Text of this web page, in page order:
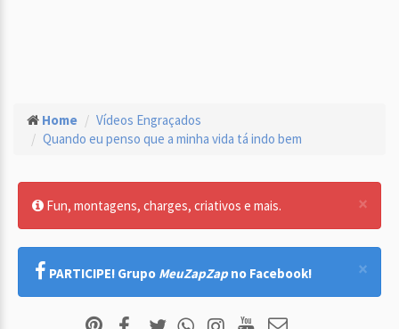
Home
Vídeos Engraçados
Quando eu penso que a minha vida tá indo bem
×
Fun, montagens, charges, criativos e mais.
×
PARTICIPE! Grupo MeuZapZap no Facebook!